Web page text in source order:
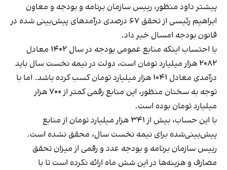
پیشتر داود منظور، رییس سازمان برنامه و بودجه و معاون
ابراهیم رئیسی از تحقق ۶۷ درصدی درآمدهای پیش‌بینی شده در
قانون بودجه امسال خبر داد.
با احتساب اینکه منابع عمومی بودجه در سال ۱۴۰۲ معادل
۲۰۸۲ هزار میلیارد تومان است، دولت در نیمه نخست سال باید
درآمدی معادل ۱۰۴۱ هزار میلیارد تومان کسب کرده باشد. اما با
توجه به سخنان منظور، این منابع رقمی کمتر از ۷۰۰ هزار
میلیارد تومان بوده است.
با این حساب، بیش از ۳۴۱ هزار میلیارد تومان از منابع
پیش‌بینی‌شده برای نیمه نخست سال، محقق نشده است.
رییس سازمان برنامه و بودجه عدد و رقمی از میزان تحقق
مصارف و هزینه‌ها در این شش ماه ارائه نکرده است تا با